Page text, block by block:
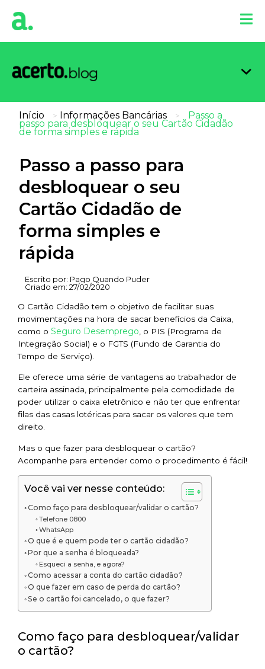
Início > Informações Bancárias > Passo a
passo para desbloquear o seu Cartão Cidadão
de forma simples e rápida
Passo a passo para
desbloquear o seu
Cartão Cidadão de
forma simples e
rápida
Escrito por: Pago Quando Puder
Criado em: 27/02/2020
O Cartão Cidadão tem o objetivo de facilitar suas
movimentações na hora de sacar benefícios da Caixa,
como o Seguro Desemprego , o PIS (Programa de
Integração Social) e o FGTS (Fundo de Garantia do
Tempo de Serviço).
Ele oferece uma série de vantagens ao trabalhador de
carteira assinada, principalmente pela comodidade de
poder utilizar o caixa eletrônico e não ter que enfrentar
filas das casas lotéricas para sacar os valores que tem
direito.
Mas o que fazer para desbloquear o cartão?
Acompanhe para entender como o procedimento é fácil!
Você vai ver nesse conteúdo:
Como faço para desbloquear/validar o cartão?
Telefone 0800
WhatsApp
O que é e quem pode ter o cartão cidadão?
Por que a senha é bloqueada?
Esqueci a senha, e agora?
Como acessar a conta do cartão cidadão?
O que fazer em caso de perda do cartão?
Se o cartão foi cancelado, o que fazer?
Como faço para desbloquear/validar
o cartão?